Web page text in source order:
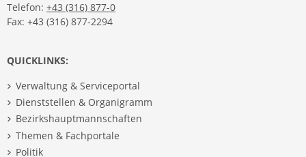
Telefon: +43 (316) 877-0
Fax: +43 (316) 877-2294
QUICKLINKS:
Verwaltung & Serviceportal
Dienststellen & Organigramm
Bezirkshauptmannschaften
Themen & Fachportale
Politik